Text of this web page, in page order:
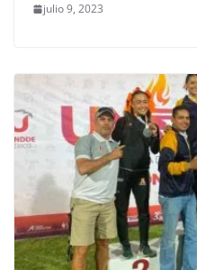
julio 9, 2023